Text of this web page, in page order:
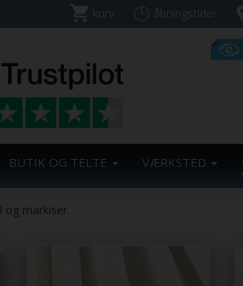
kurv åbningstider
BUTIK OG TELTE VÆRKSTED
og markiser